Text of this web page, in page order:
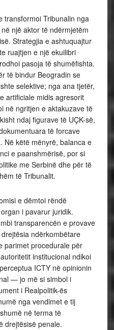
transformoi Tribunalin nga
një aktor të ndërmjetëm
Strategjia e ashtuquajtur
ruajtjen e një ekuilibri
pasoja të shumëfishta.
të bindur Beogradin se
selektive; nga ana tjetër,
artificiale midis agresorit
në ngritjen e aktakuzave të
ndaj figurave të UÇK-së,
të forcave
Në këtë mënyrë, balanca e
e paanshmërisë, por si
me Serbinë dhe për të
të Tribunalit.
e dëmtoi rëndë
i pavarur juridik.
transparencën e provave
ndërkombëtare
parimet procedurale për
institucional ndikoi
ICTY në opinionin
— jo më si simbol i
i Realpolitik-ës
nga vendimet e tij
në terma të
drejtësisë penale.